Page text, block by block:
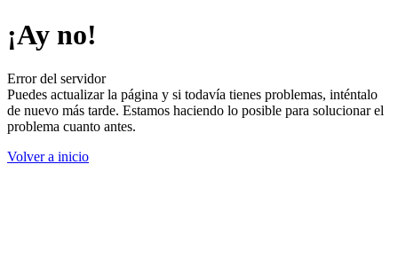
¡Ay no!
Error del servidor
Puedes actualizar la página y si todavía tienes problemas, inténtalo
de nuevo más tarde. Estamos haciendo lo posible para solucionar el
problema cuanto antes.
Volver a inicio